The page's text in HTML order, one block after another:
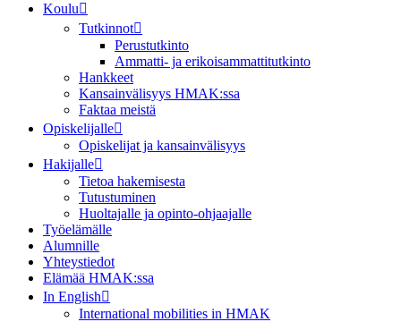
Koulu
Tutkinnot
Perustutkinto
Ammatti- ja erikoisammattitutkinto
Hankkeet
Kansainvälisyys HMAK:ssa
Faktaa meistä
Opiskelijalle
Opiskelijat ja kansainvälisyys
Hakijalle
Tietoa hakemisesta
Tutustuminen
Huoltajalle ja opinto-ohjaajalle
Työelämälle
Alumnille
Yhteystiedot
Elämää HMAK:ssa
In English
International mobilities in HMAK